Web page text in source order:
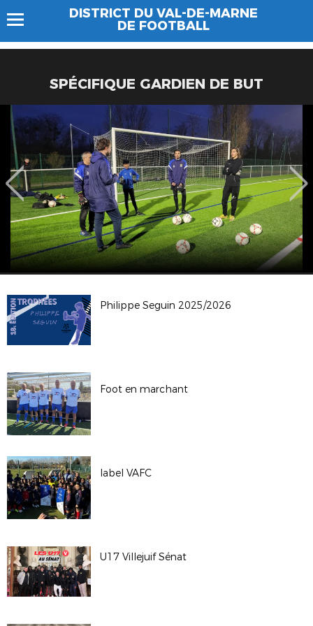
DISTRICT DU VAL-DE-MARNE
DE FOOTBALL
SPÉCIFIQUE GARDIEN DE BUT
Philippe Seguin 2025/2026
Foot en marchant
label VAFC
U17 Villejuif Sénat